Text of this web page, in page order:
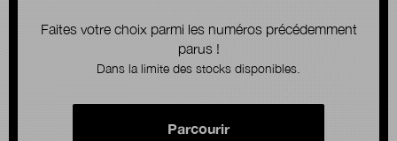
Faites votre choix parmi les numéros précédemment
parus !
Dans la limite des stocks disponibles.
Parcourir